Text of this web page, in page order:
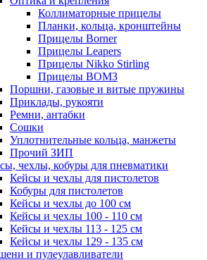
Коллиматорные прицелы
Планки, кольца, кронштейны
Прицелы Borner
Прицелы Leapers
Прицелы Nikko Stirling
Прицелы ВОМЗ
Поршни, газовые и витые пружины
Приклады, рукояти
Ремни, антабки
Сошки
Уплотнительные кольца, манжеты
Прочий ЗИП
чехлы, кобуры для пневматики
Кейсы и чехлы для пистолетов
Кобуры для пистолетов
Кейсы и чехлы до 100 см
Кейсы и чехлы 100 - 110 см
Кейсы и чехлы 113 - 125 см
Кейсы и чехлы 129 - 135 см
и пулеулавливатели